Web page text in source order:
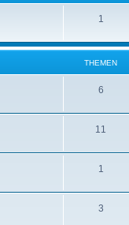
1
THEMEN
6
11
1
3